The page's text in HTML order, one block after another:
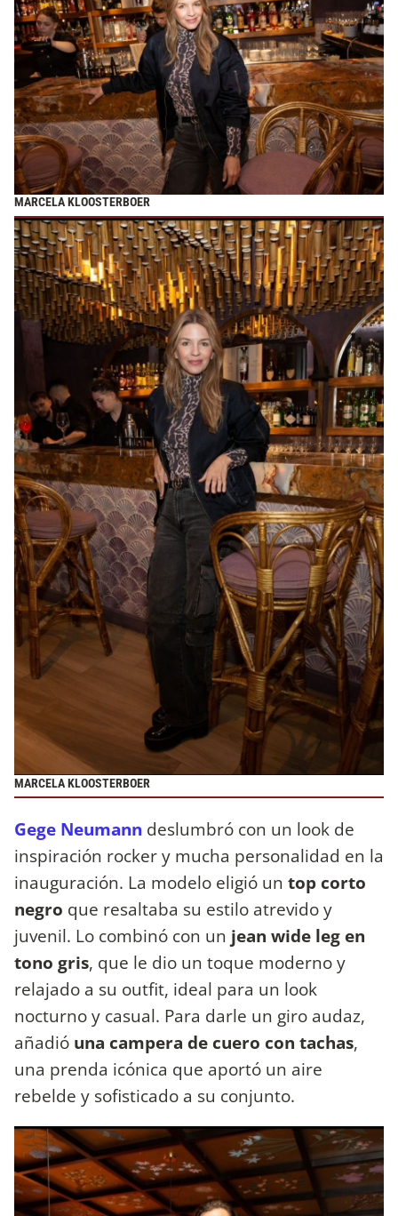
MARCELA KLOOSTERBOER
MARCELA KLOOSTERBOER
Gege Neumann deslumbró con un look de
inspiración rocker y mucha personalidad en la
inauguración. La modelo eligió un top corto
negro que resaltaba su estilo atrevido y
juvenil. Lo combinó con un jean wide leg en
tono gris, que le dio un toque moderno y
relajado a su outfit, ideal para un look
nocturno y casual. Para darle un giro audaz,
añadió una campera de cuero con tachas,
una prenda icónica que aportó un aire
rebelde y sofisticado a su conjunto.